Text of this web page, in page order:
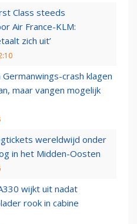
Class steeds
Air France-KLM:
zich uit’
crash klagen
maar vangen mogelijk
wereldwijd onder
in het Midden-Oosten
wijkt uit nadat
rook in cabine